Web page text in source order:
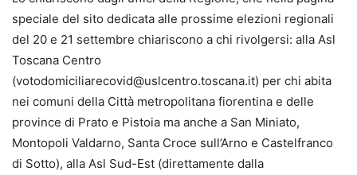
speciale del sito dedicata alle prossime elezioni regionali
del 20 e 21 settembre chiariscono a chi rivolgersi: alla Asl
Toscana Centro
(votodomiciliarecovid@uslcentro.toscana.it) per chi abita
nei comuni della Città metropolitana fiorentina e delle
province di Prato e Pistoia ma anche a San Miniato,
Montopoli Valdarno, Santa Croce sull’Arno e Castelfranco
di Sotto), alla Asl Sud-Est (direttamente dalla